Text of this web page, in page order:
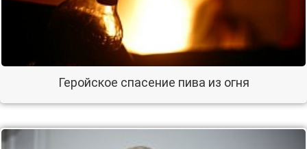
Геройское спасение пива из огня